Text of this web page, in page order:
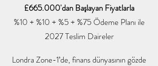
£665.000'dan Başlayan Fiyatlarla
%10 + %10 + %5 + %75 Ödeme Planı ile
2027 Teslim Daireler
Londra Zone-1’de, finans dünyasının gözde